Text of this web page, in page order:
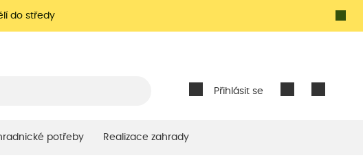
do středy
Přihlásit se
potřeby Realizace zahrady